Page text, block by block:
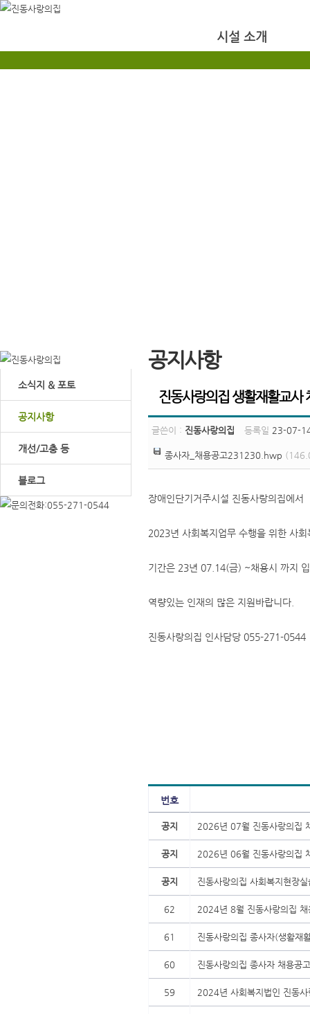
시설 소개
소식지 & 포토
공지사항
개선/고충 등
블로그
공지사항
진동사랑의집 생활재활교사
글쓴이 : 진동사랑의집 등록일 23-07-
종사자_채용공고231230.hwp
장애인단기거주시설 진동사랑의집에서
2023년 사회복지업무 수행을 위한 사회
기간은 23년 07.14(금) ~채용시 까지
역량있는 인재의 많은 지원바랍니다.
진동사랑의집 인사담당 055-271-0544
번호
공지 2026년 07월 진동사랑의집
공지 2026년 06월 진동사랑의집
공지 진동사랑의집 사회복지현장
62 2024년 8월 진동사랑의집 채
61 진동사랑의집 종사자(생활재
60 진동사랑의집 종사자 채용공
59 2024년 사회복지법인 진동